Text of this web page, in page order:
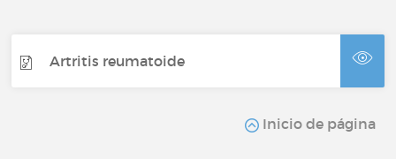
Artritis reumatoide
Inicio de página